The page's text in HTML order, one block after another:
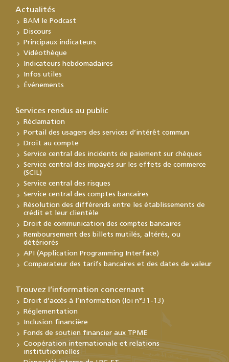
Actualités
BAM le Podcast
Discours
Principaux indicateurs
Vidéothèque
Indicateurs hebdomadaires
Infos utiles
Événements
Services rendus au public
Réclamation
Portail des usagers des services d’intérêt commun
Droit au compte
Service central des incidents de paiement sur chèques
Service central des impayés sur les effets de commerce
(SCIL)
Service central des risques
Service central des comptes bancaires
Résolution des différends entre les établissements de
crédit et leur clientèle
Droit de communication des comptes bancaires
Remboursement des billets mutilés, altérés, ou
détériorés
API (Application Programming Interface)
Comparateur des tarifs bancaires et des dates de valeur
Trouvez l’information concernant
Droit d’accès à l’information (loi n°31-13)
Réglementation
Inclusion financière
Fonds de soutien financier aux TPME
Coopération internationale et relations
institutionnelles